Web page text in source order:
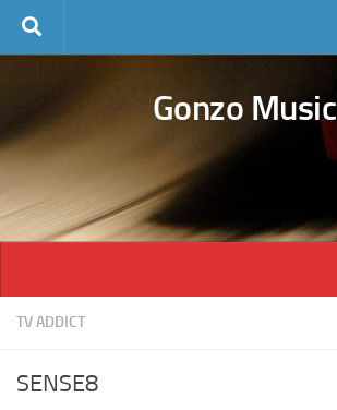
Skip to content
Gonzo Music
TV ADDICT
SENSE8